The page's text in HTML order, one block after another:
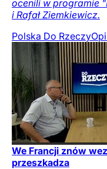
ocenili w programie
i Rafał Ziemkiewicz.
Polska Do Rzeczy
We Francji znów
przeszkadza